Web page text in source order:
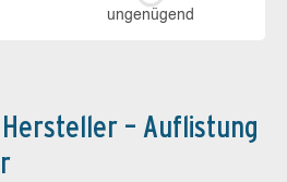
un­ge­nü­gend
– Auflistung